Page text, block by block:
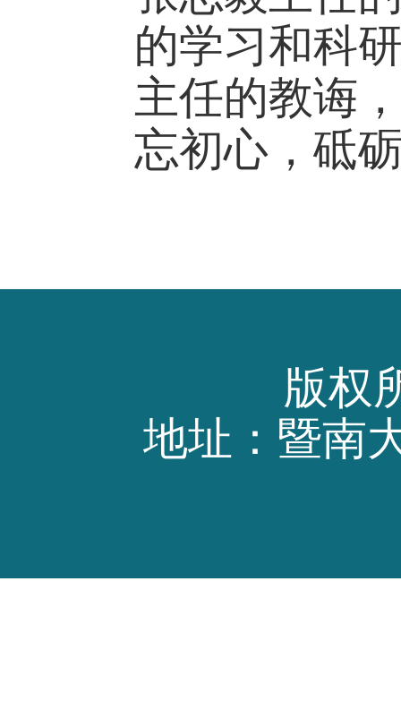
的学习和科
主任的教诲
忘初心，砥
版权
地址：暨南